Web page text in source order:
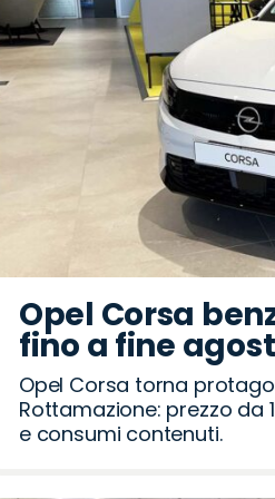
Opel Corsa
fino a fine
Opel Corsa torna
Rottamazione: prezzo da
e consumi contenuti.